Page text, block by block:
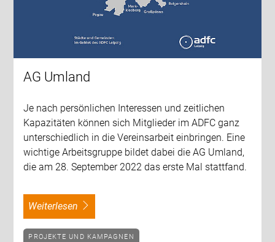
AG Umland
Je nach persönlichen Interessen und zeitlichen
Kapazitäten können sich Mitglieder im ADFC ganz
unterschiedlich in die Vereinsarbeit einbringen. Eine
wichtige Arbeitsgruppe bildet dabei die AG Umland,
die am 28. September 2022 das erste Mal stattfand.
weiterlesen
PROJEKTE UND KAMPAGNEN